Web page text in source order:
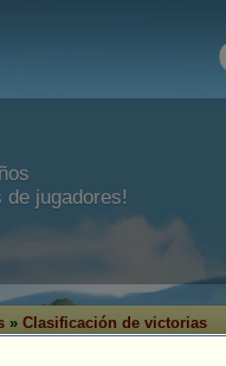
jugadores!
» Clasificación de victorias